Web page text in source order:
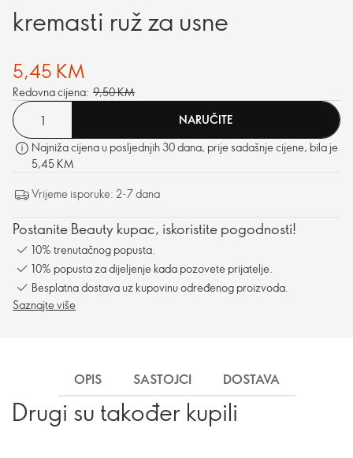
kremasti ruž za usne
5,45 KM
Redovna cijena: 9,50 KM
NARUČITE
Najniža cijena u posljednjih 30 dana, prije sadašnje cijene, bila je
5,45 KM
Vrijeme isporuke: 2-7 dana
Postanite Beauty kupac, iskoristite pogodnosti!
10% trenutačnog popusta.
10% popusta za dijeljenje kada pozovete prijatelje.
Besplatna dostava uz kupovinu određenog proizvoda.
Saznajte više
OPIS SASTOJCI DOSTAVA
Drugi su također kupili